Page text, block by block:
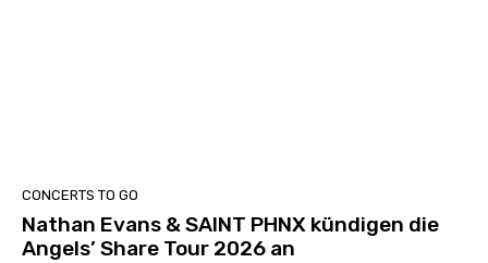
CONCERTS TO GO
Nathan Evans & SAINT PHNX kündigen die
Angels’ Share Tour 2026 an